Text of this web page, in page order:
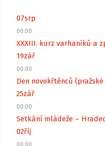
07srp
00:00
XXXIII. kurz varhaníků a
19zář
00:00
Den novokřtěnců
25zář
00:00
Setkání mládeže –
02říj
00:00